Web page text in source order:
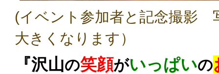
(イベント参加者と記念撮影
大きくなります）
『沢山の笑顔がいっぱいの